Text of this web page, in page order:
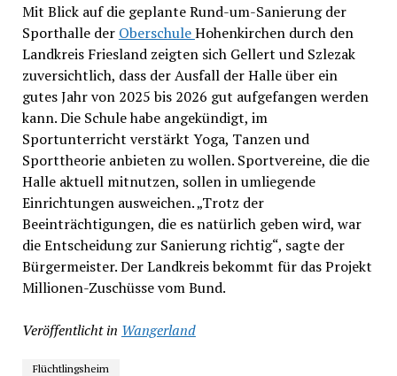
Mit Blick auf die geplante Rund-um-Sanierung der
Sporthalle der OberschuleHohenkirchen durch den
Landkreis Friesland zeigten sich Gellert und Szlezak
zuversichtlich, dass der Ausfall der Halle über ein
gutes Jahr von 2025 bis 2026 gut aufgefangen werden
kann. Die Schule habe angekündigt, im
Sportunterricht verstärkt Yoga, Tanzen und
Sporttheorie anbieten zu wollen. Sportvereine, die die
Halle aktuell mitnutzen, sollen in umliegende
Einrichtungen ausweichen. „Trotz der
Beeinträchtigungen, die es natürlich geben wird, war
die Entscheidung zur Sanierung richtig“, sagte der
Bürgermeister. Der Landkreis bekommt für das Projekt
Millionen-Zuschüsse vom Bund.
Veröffentlicht in Wangerland
Flüchtlingsheim